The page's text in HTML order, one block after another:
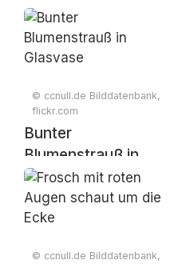
© ccnull.de Bilddatenbank,
flickr.com
Bunter
Blumenstrauß in
Glasvase
© ccnull.de Bilddatenbank,